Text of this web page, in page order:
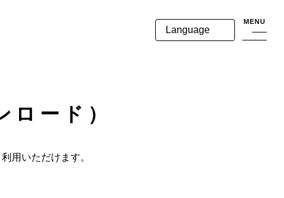
MENU
Language
ロード）
用いただけます。